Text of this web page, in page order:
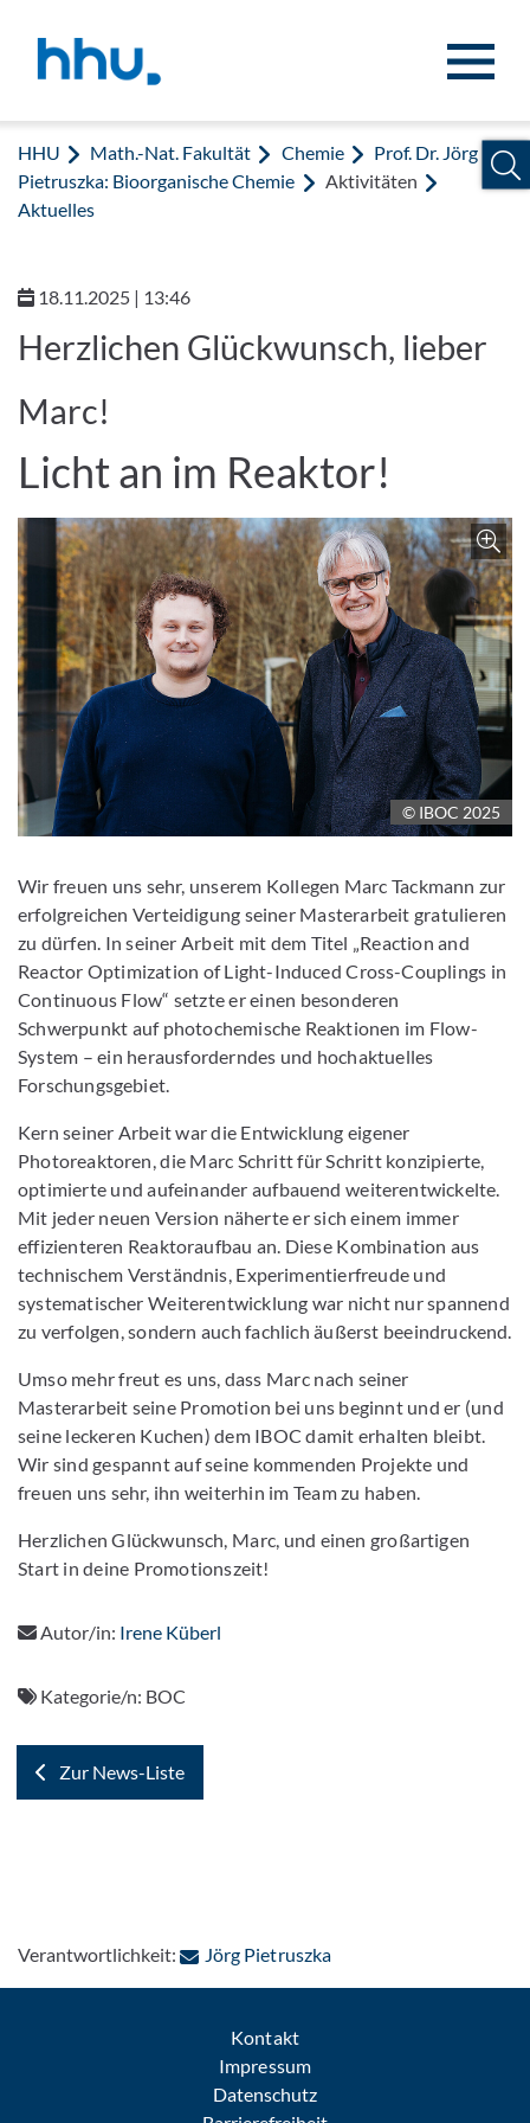
HHU Math.-Nat. Fakultät Chemie
Prof. Dr. Jörg
Pietruszka: Bioorganische Chemie
Aktivitäten
Aktuelles
18.11.2025 | 13:46
Herzlichen Glückwunsch, lieber
Marc!
Licht an im Reaktor!
© IBOC 2025
Wir freuen uns sehr, unserem Kollegen Marc Tackmann zur
erfolgreichen Verteidigung seiner Masterarbeit gratulieren
zu dürfen. In seiner Arbeit mit dem Titel „Reaction and
Reactor Optimization of Light-Induced Cross-Couplings in
Continuous Flow“ setzte er einen besonderen
Schwerpunkt auf photochemische Reaktionen im Flow-
System – ein herausforderndes und hochaktuelles
Forschungsgebiet.
Kern seiner Arbeit war die Entwicklung eigener
Photoreaktoren, die Marc Schritt für Schritt konzipierte,
optimierte und aufeinander aufbauend weiterentwickelte.
Mit jeder neuen Version näherte er sich einem immer
effizienteren Reaktoraufbau an. Diese Kombination aus
technischem Verständnis, Experimentierfreude und
systematischer Weiterentwicklung war nicht nur spannend
zu verfolgen, sondern auch fachlich äußerst beeindruckend.
Umso mehr freut es uns, dass Marc nach seiner
Masterarbeit seine Promotion bei uns beginnt und er (und
seine leckeren Kuchen) dem IBOC damit erhalten bleibt.
Wir sind gespannt auf seine kommenden Projekte und
freuen uns sehr, ihn weiterhin im Team zu haben.
Herzlichen Glückwunsch, Marc, und einen großartigen
Start in deine Promotionszeit!
Autor/in: Irene Küberl
Kategorie/n: BOC
Zur News-Liste
Verantwortlichkeit: Jörg Pietruszka: Per E-Mail
Kontakt
Impressum
Datenschutz